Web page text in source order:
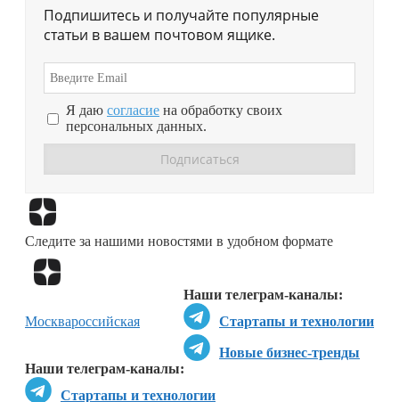
Подпишитесь и получайте популярные
статьи в вашем почтовом ящике.
Я даю согласие на обработку своих
персональных данных.
Следите за нашими новостями в удобном формате
Наши телеграм-каналы:
Стартапы и технологии
Новые бизнес-тренды
Наши телеграм-каналы:
Стартапы и технологии
Москвароссийская